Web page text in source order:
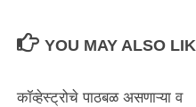
YOU MAY ALSO
कॉव्हेस्ट्रोचे पाठबळ असणाऱ्या व